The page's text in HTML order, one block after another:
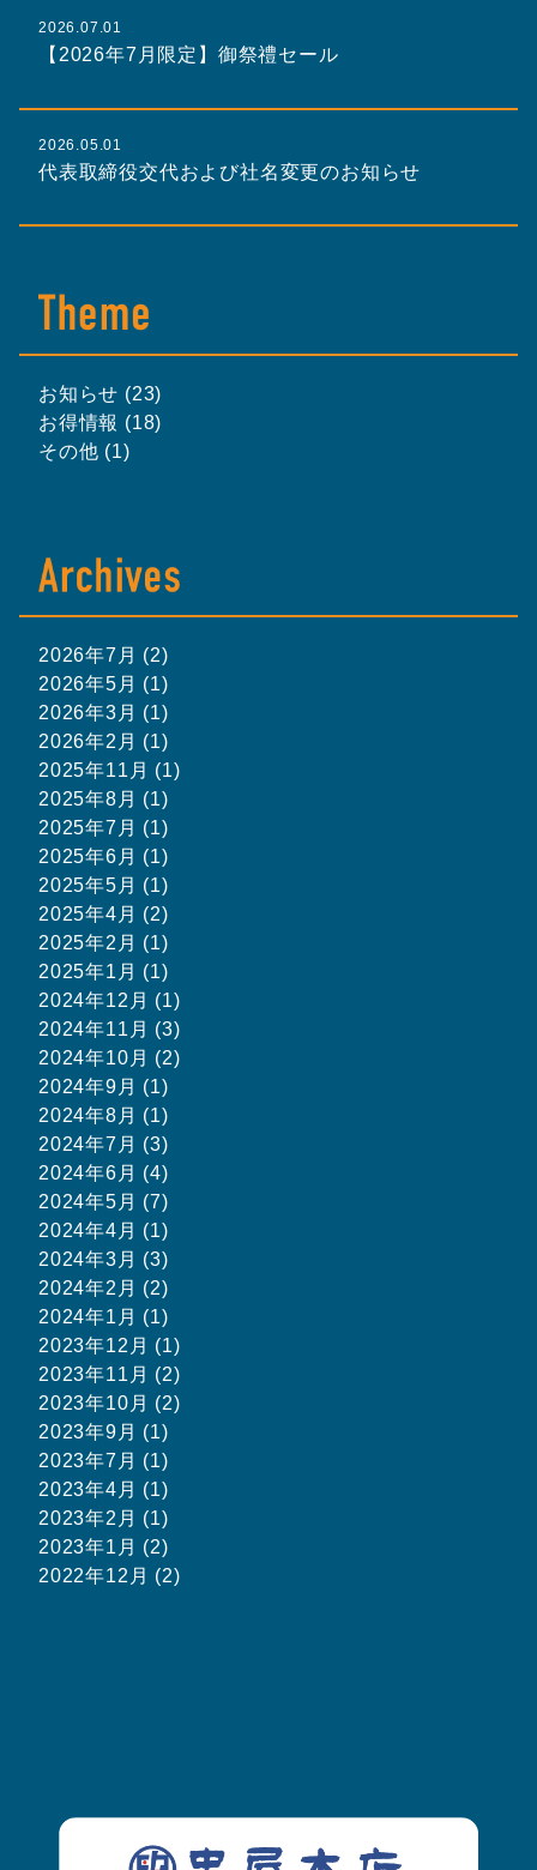
2026.07.01
【2026年7月限定】御祭禮セール
2026.05.01
代表取締役交代および社名変更のお知らせ
お知らせ (23)
お得情報 (18)
その他 (1)
2026年7月 (2)
2026年5月 (1)
2026年3月 (1)
2026年2月 (1)
2025年11月 (1)
2025年8月 (1)
2025年7月 (1)
2025年6月 (1)
2025年5月 (1)
2025年4月 (2)
2025年2月 (1)
2025年1月 (1)
2024年12月 (1)
2024年11月 (3)
2024年10月 (2)
2024年9月 (1)
2024年8月 (1)
2024年7月 (3)
2024年6月 (4)
2024年5月 (7)
2024年4月 (1)
2024年3月 (3)
2024年2月 (2)
2024年1月 (1)
2023年12月 (1)
2023年11月 (2)
2023年10月 (2)
2023年9月 (1)
2023年7月 (1)
2023年4月 (1)
2023年2月 (1)
2023年1月 (2)
2022年12月 (2)